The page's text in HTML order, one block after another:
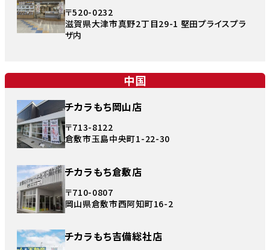
〒520-0232
滋賀県大津市真野2丁目29-1 堅田プライスプラ
ザ内
中国
チカラもち岡山店
〒713-8122
倉敷市玉島中央町1-22-30
チカラもち倉敷店
〒710-0807
岡山県倉敷市西阿知町16-2
チカラもち吉備総社店